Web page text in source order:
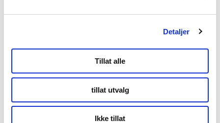
Detaljer
Tillat alle
tillat utvalg
Ikke tillat